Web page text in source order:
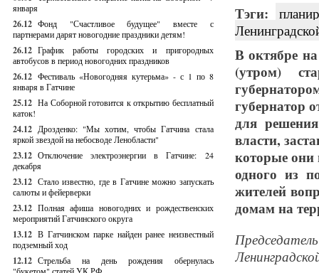
января
26.12 Фонд "Счастливое будущее" вместе с
партнерами дарят новогодние праздники детям!
26.12 График работы городских и пригородных
автобусов в период новогодних праздников
26.12 Фестиваль «Новогодняя кутерьма» - с 1 по 8
января в Гатчине
25.12 На Соборной готовится к открытию бесплатный
каток!
24.12 Дрозденко: "Мы хотим, чтобы Гатчина стала
яркой звездой на небосводе Ленобласти"
23.12 Отключение электроэнергии в Гатчине: 24
декабря
23.12 Стало известно, где в Гатчине можно запускать
салюты и фейерверки
23.12 Полная афиша новогодних и рождественских
мероприятий Гатчинского округа
13.12 В Гатчинском парке найден ранее неизвестный
подземный ход
12.12 Стрельба на день рождения обернулась
Тэги:
В октябре
(утром)
губернатор
для
власти,
которые они
одного из
жителей
домам на